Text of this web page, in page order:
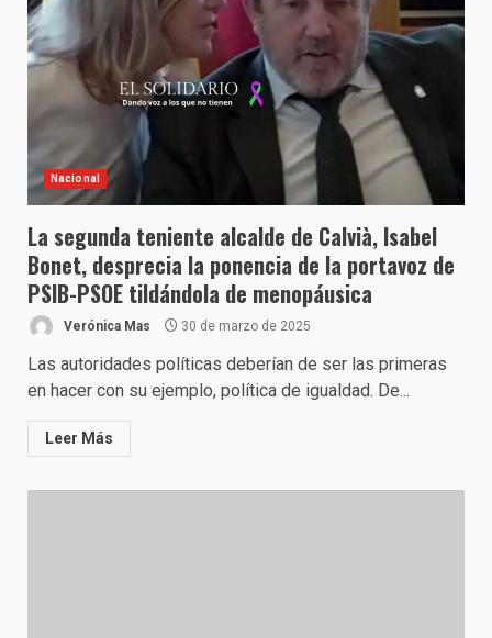
Nacional
La segunda teniente alcalde de Calvià, Isabel
Bonet, desprecia la ponencia de la portavoz de
PSIB-PSOE tildándola de menopáusica
Verónica Mas 30 de marzo de 2025
Las autoridades políticas deberían de ser las primeras
en hacer con su ejemplo, política de igualdad. De...
Leer Más